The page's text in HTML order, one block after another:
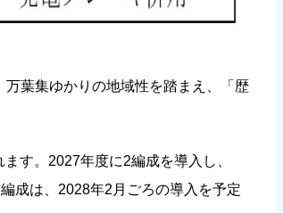
葉集ゆかりの地域性を踏まえ、「歴
す。2027年度に2編成を導入し、
成は、2028年2月ごろの導入を予定